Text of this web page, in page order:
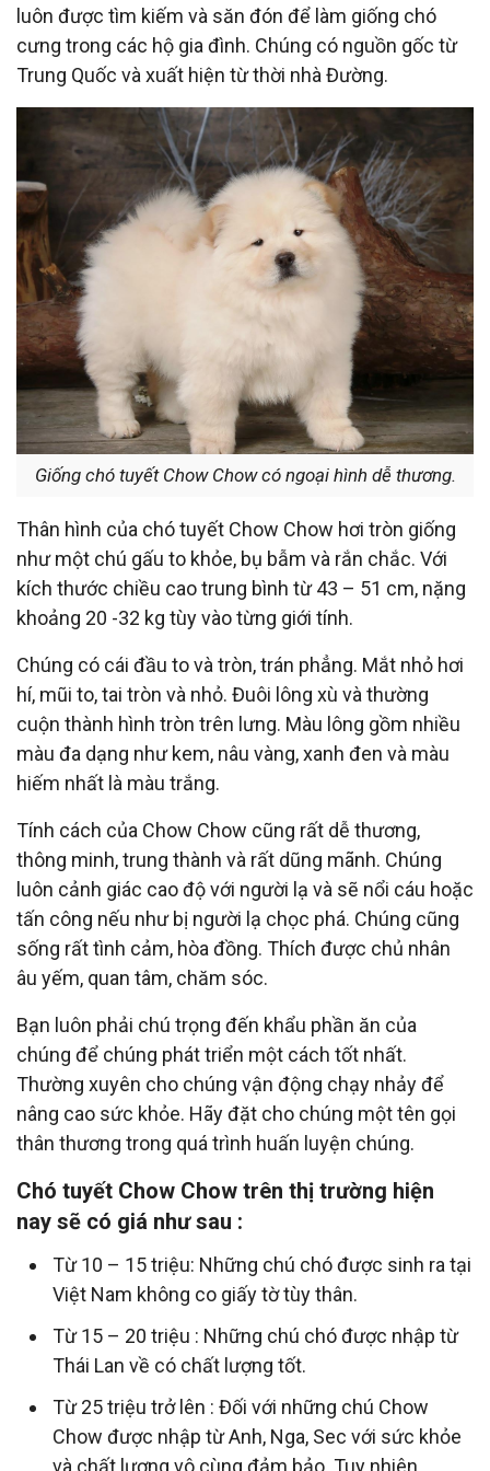
luôn được tìm kiếm và săn đón để làm giống chó
cưng trong các hộ gia đình. Chúng có nguồn gốc từ
Trung Quốc và xuất hiện từ thời nhà Đường.
Giống chó tuyết Chow Chow có ngoại hình dễ thương.
Thân hình của chó tuyết Chow Chow hơi tròn giống
như một chú gấu to khỏe, bụ bẫm và rắn chắc. Với
kích thước chiều cao trung bình từ 43 – 51 cm, nặng
khoảng 20 -32 kg tùy vào từng giới tính.
Chúng có cái đầu to và tròn, trán phẳng. Mắt nhỏ hơi
hí, mũi to, tai tròn và nhỏ. Đuôi lông xù và thường
cuộn thành hình tròn trên lưng. Màu lông gồm nhiều
màu đa dạng như kem, nâu vàng, xanh đen và màu
hiếm nhất là màu trắng.
Tính cách của Chow Chow cũng rất dễ thương,
thông minh, trung thành và rất dũng mãnh. Chúng
luôn cảnh giác cao độ với người lạ và sẽ nổi cáu hoặc
tấn công nếu như bị người lạ chọc phá. Chúng cũng
sống rất tình cảm, hòa đồng. Thích được chủ nhân
âu yếm, quan tâm, chăm sóc.
Bạn luôn phải chú trọng đến khẩu phần ăn của
chúng để chúng phát triển một cách tốt nhất.
Thường xuyên cho chúng vận động chạy nhảy để
nâng cao sức khỏe. Hãy đặt cho chúng một tên gọi
thân thương trong quá trình huấn luyện chúng.
Chó tuyết Chow Chow trên thị trường hiện
nay sẽ có giá như sau :
Từ 10 – 15 triệu: Những chú chó được sinh ra tại
Việt Nam không co giấy tờ tùy thân.
Từ 15 – 20 triệu : Những chú chó được nhập từ
Thái Lan về có chất lượng tốt.
Từ 25 triệu trở lên : Đối với những chú Chow
Chow được nhập từ Anh, Nga, Sec với sức khỏe